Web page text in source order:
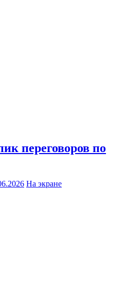
переговоров по
На экране